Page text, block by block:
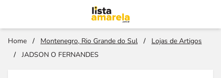
Home / Montenegro, Rio Grande do Sul /
Lojas de Artigos
/
JADSON O FERNANDES